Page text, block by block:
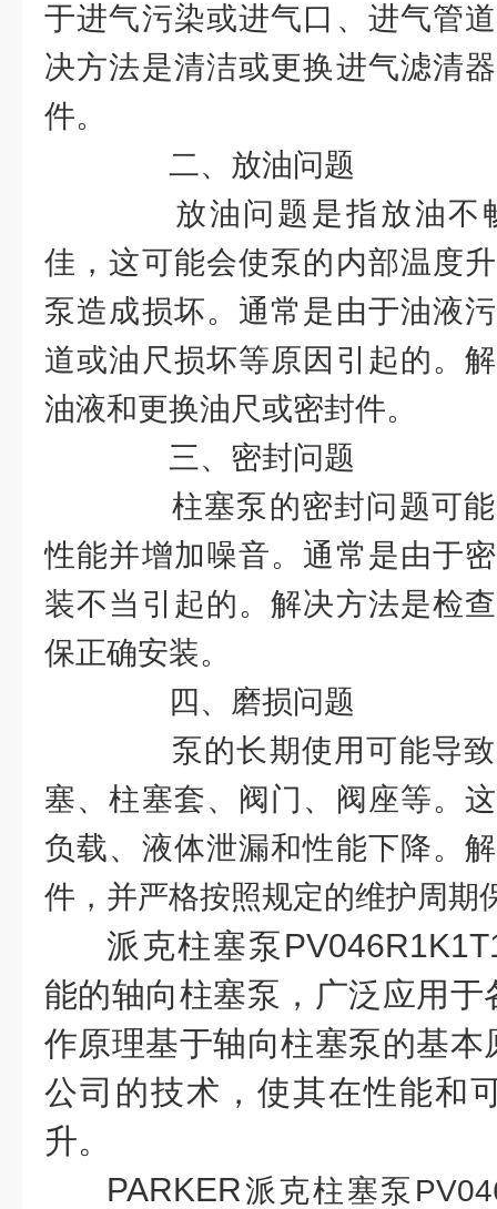
于进气污染或进气口、进气管
决方法是清洁或更换进气滤清
件。
二、放油问题
放油问题是指放油不
佳，这可能会使泵的内部温度
泵造成损坏。通常是由于油液
道或油尺损坏等原因引起的。
油液和更换油尺或密封件。
三、密封问题
柱塞泵的密封问题可能
性能并增加噪音。通常是由于
装不当引起的。解决方法是检
保正确安装。
四、磨损问题
泵的长期使用可能导致
塞、柱塞套、阀门、阀座等。
负载、液体泄漏和性能下降。
件，并严格按照规定的维护周期
派克柱塞泵
能的轴向柱塞泵，广泛应用
作原理基于轴向柱塞泵的基
公司的技术，使其在性能和
升。
PARKER派克柱塞泵